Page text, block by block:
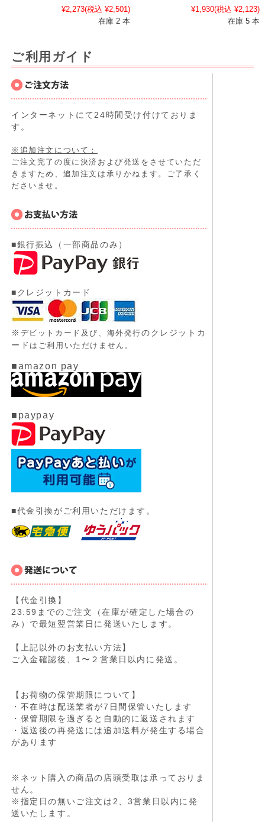
¥2,273(税込 ¥2,501)
在庫 2 本
¥1,930(税込 ¥2,123)
在庫 5 本
ご利用ガイド
インターネットにて24時間受け付けておりま
す。
※追加注文について：
ご注文完了の度に決済および発送をさせていただ
きますため、追加注文は承りかねます。ご了承く
ださいませ。
■銀行振込（一部商品のみ）
■クレジットカード
※ デビットカード及び、 海外発行のクレジットカ
ード はご利用いただけません。
■amazon pay
■paypay
■代金引換がご利用いただけます。
【代金引換】
23:59までのご注文（在庫が確定した場合の
み）で最短翌営業日に発送いたします。
【上記以外のお支払い方法】
ご入金確認後、1〜２営業日以内に発送。
【お荷物の保管期限について】
・不在時は配送業者が7日間保管いたします
・保管期限を過ぎると自動的に返送されます
・返送後の再発送には追加送料が発生する場合
があります
※ネット購入の商品の店頭受取は承っておりま
せん。
※指定日の無いご注文は2、3営業日以内に発
送いたします。